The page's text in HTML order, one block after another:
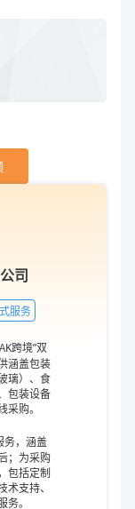
司
服务
跨境”双
涵盖包装
璃）、食
包装设备
购。
务，涵盖
；为采购
包括定制
支持、
。